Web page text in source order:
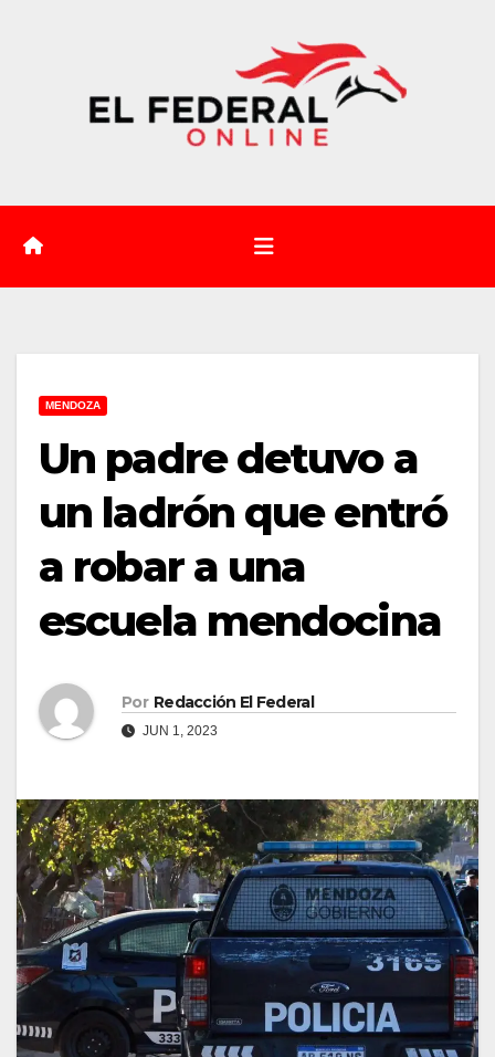
MENDOZA
Un padre detuvo a
un ladrón que entró
a robar a una
escuela mendocina
Por Redacción El Federal
JUN 1, 2023